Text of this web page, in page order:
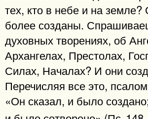
тех, кто в небе и на земле?
более созданы.
духовных творениях, об
Архангелах, Престолах,
Силах, Началах? И они
Перечисляя все это,
«Он сказал, и было